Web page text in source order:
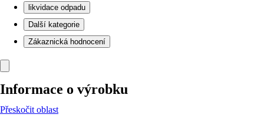
likvidace odpadu
Další kategorie
Zákaznická hodnocení
Informace o výrobku
Přeskočit oblast